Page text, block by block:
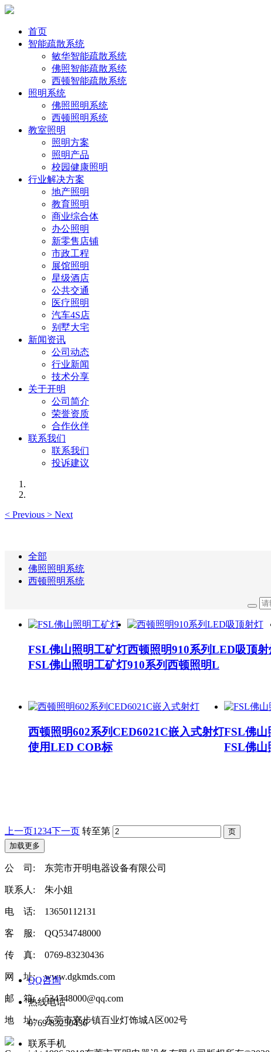
首页
智能疏散系统
敏华智能疏散系统
佛照智能疏散系统
西顿智能疏散系统
照明系统
佛照照明系统
西顿照明系统
教室照明
照明方案
照明产品
校园健康照明
行业解决方案
地产照明
教育照明
商业综合体
办公照明
新零售店铺
市政工程
展馆照明
星级酒店
公共交通
医疗照明
汽车4S店
别墅大宅
新闻资讯
公司动态
行业新闻
技术分享
关于开明
公司简介
荣誉资质
合作伙伴
联系我们
联系我们
投诉建议
< Previous > Next
全部
佛照照明系统
西顿照明系统
FSL佛山照明工矿灯
FSL佛山照明工矿灯
西顿照明910系列LED吸顶射
910系列西顿照明L
西顿照明602系列CED6021C嵌入式射灯
使用LED COB标
FSL佛山
FSL佛山
上一页1 234下一页 转至第
加载更多
公 司: 东莞市开明电器设备有限公司
联系人: 朱小姐
电 话: 13650112131
客 服: QQ534748000
传 真: 0769-83230436
网 址: www.dgkmds.com
邮 箱: 534748000@qq.com
地 址: 东莞市寮步镇百业灯饰城A区002号
QQ咨询
热线电话
0769-83230436
联系手机